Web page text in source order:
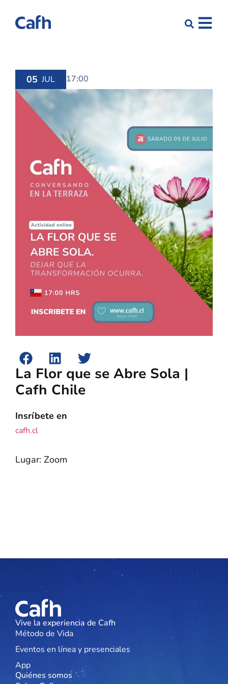
05 JUL 17:00
La Flor que se Abre Sola |
Cafh Chile
Insríbete en
cafh.cl
Lugar: Zoom
Vive la experiencia de Cafh
Método de Vida
Eventos en línea y presenciales
App
Quiénes somos